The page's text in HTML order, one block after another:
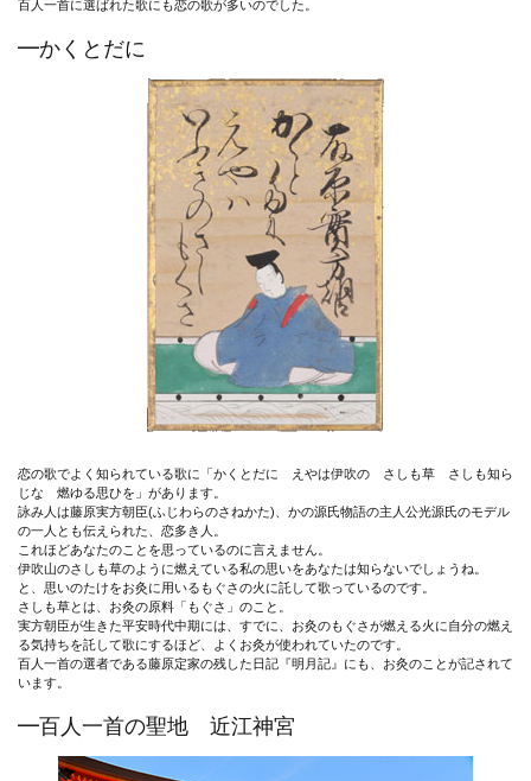
百人一首に選ばれた歌にも恋の歌が多いのでした。
━かくとだに
恋の歌でよく知られている歌に「かくとだに えやは伊吹の さしも草 さしも知ら
じな 燃ゆる思ひを」があります。
詠み人は藤原実方朝臣(ふじわらのさねかた)、かの源氏物語の主人公光源氏のモデル
の一人とも伝えられた、恋多き人。
これほどあなたのことを思っているのに言えません。
伊吹山のさしも草のように燃えている私の思いをあなたは知らないでしょうね。
と、思いのたけをお灸に用いるもぐさの火に託して歌っているのです。
さしも草とは、お灸の原料「もぐさ」のこと。
実方朝臣が生きた平安時代中期には、すでに、お灸のもぐさが燃える火に自分の燃え
る気持ちを託して歌にするほど、よくお灸が使われていたのです。
百人一首の選者である藤原定家の残した日記『明月記』にも、お灸のことが記されて
います。
━百人一首の聖地 近江神宮